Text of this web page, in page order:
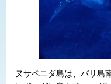
ヌサペニダ島は、バリ島